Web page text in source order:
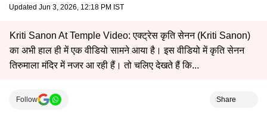
Updated Jun 3, 2026, 12:18 PM IST
Kriti Sanon At Temple Video: एक्ट्रेस कृति सेनन (Kriti Sanon)
का अभी हाल ही में एक वीडियो सामने आया है। इस वीडियो में कृति सेनन
तिरुमाला मंदिर में नजर आ रही हैं। तो चलिए देखते हैं कि...
Follow Share